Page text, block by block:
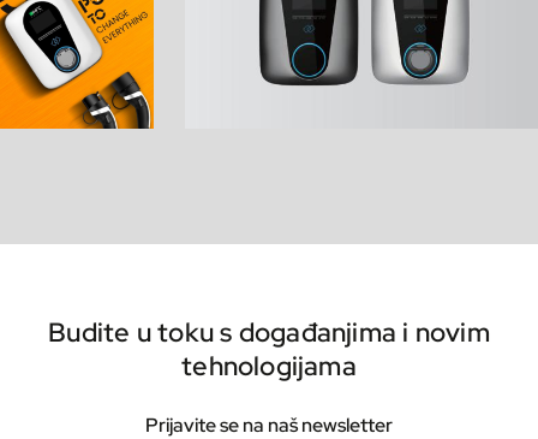
Budite u toku s događanjima i novim
tehnologijama
Prijavite se na naš newsletter